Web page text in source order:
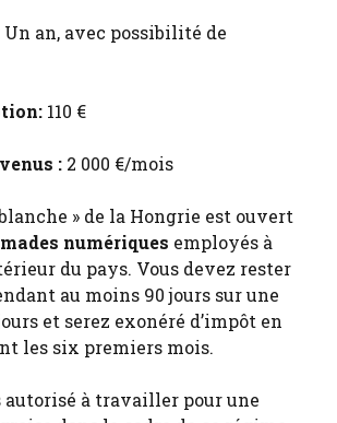
Un an, avec possibilité de
110 €
: 2 000 €/mois
» de la Hongrie est ouvert
numériques employés à
du pays. Vous devez rester
au moins 90 jours sur une
et serez exonéré d’impôt en
les six premiers mois.
autorisé à travailler pour une